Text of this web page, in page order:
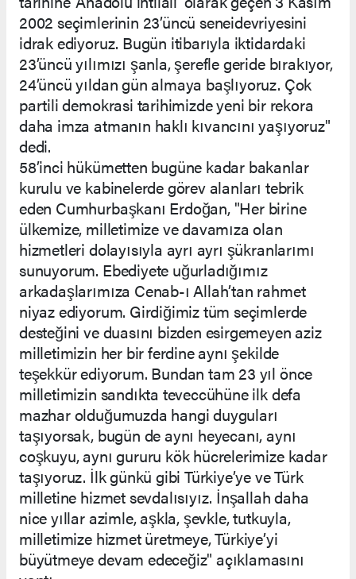
2002 seçimlerinin 23’üncü seneidevriyesini
idrak ediyoruz. Bugün itibarıyla iktidardaki
23’üncü yılımızı şanla, şerefle geride bırakıyor,
24’üncü yıldan gün almaya başlıyoruz. Çok
partili demokrasi tarihimizde yeni bir rekora
daha imza atmanın haklı kıvancını yaşıyoruz"
dedi.
58’inci hükümetten bugüne kadar bakanlar
kurulu ve kabinelerde görev alanları tebrik
eden Cumhurbaşkanı Erdoğan, "Her birine
ülkemize, milletimize ve davamıza olan
hizmetleri dolayısıyla ayrı ayrı şükranlarımı
sunuyorum. Ebediyete uğurladığımız
arkadaşlarımıza Cenab-ı Allah’tan rahmet
niyaz ediyorum. Girdiğimiz tüm seçimlerde
desteğini ve duasını bizden esirgemeyen aziz
milletimizin her bir ferdine aynı şekilde
teşekkür ediyorum. Bundan tam 23 yıl önce
milletimizin sandıkta teveccühüne ilk defa
mazhar olduğumuzda hangi duyguları
taşıyorsak, bugün de aynı heyecanı, aynı
coşkuyu, aynı gururu kök hücrelerimize kadar
taşıyoruz. İlk günkü gibi Türkiye’ye ve Türk
milletine hizmet sevdalısıyız. İnşallah daha
nice yıllar azimle, aşkla, şevkle, tutkuyla,
milletimize hizmet üretmeye, Türkiye’yi
büyütmeye devam edeceğiz" açıklamasını